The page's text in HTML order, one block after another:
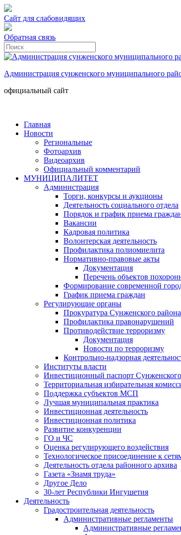
Сайт для слабовидящих
Обратная связь
Администрация сунженского муниципального
официальный сайт
Главная
Новости
Региональные
Фотоархив
Видеоархив
Официальный комментарий
МУНИЦИПАЛИТЕТ
Администрация
Торги, конкурсы и аукционы
Деятельность социального отдела
Порядок и график приема
Вакансии
Кадровая политика
Волонтерская деятельность
Профилактика полиомиелита
Нормативно-правовые акты
Документация
Перечень объектов
Формирование современной
График приема граждан
Регулирующие органы
Прокуратура Сунженского района
Профилактика правонарушений
Противодействие терроризму
Документация
Новости по терроризму
Контрольно-надзорная
Институты власти
Инвестиционный паспорт
Территориальная избирательная
Поддержка субъектов МСП
Лучшая муниципальная практика
Инвестиционная деятельность
Инвестиционная политика
Развитие конкуренции
ГО и ЧС
Оценка регулирующего воздействия
Технологическое присоединение к
Деятельность отдела районного архива
Газета «Знамя труда»
Другое Дело
30-лет Республики Ингушетия
Деятельность
Градостроительная деятельность
Административные регламенты
Административные